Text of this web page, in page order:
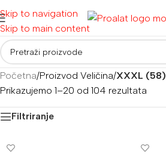
Skip to navigation
Skip to main content
Početna/Proizvod Veličina/XXXL (58)
Prikazujemo 1–20 od 104 rezultata
Filtriranje